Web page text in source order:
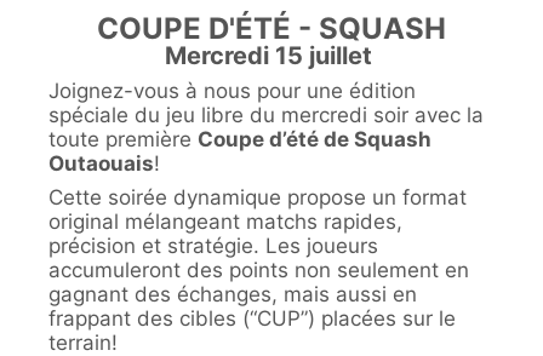
COUPE D'ÉTÉ - SQUASH
Mercredi 15 juillet
Joignez-vous à nous pour une édition
spéciale du jeu libre du mercredi soir avec la
toute première Coupe d’été de Squash
Outaouais!
Cette soirée dynamique propose un format
original mélangeant matchs rapides,
précision et stratégie. Les joueurs
accumuleront des points non seulement en
gagnant des échanges, mais aussi en
frappant des cibles (“CUP”) placées sur le
terrain!